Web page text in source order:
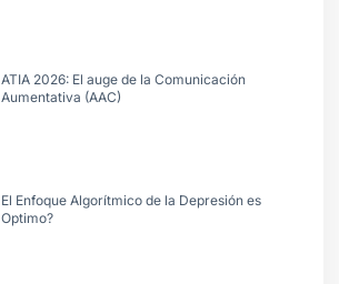
ATIA 2026: El auge de la Comunicación
Aumentativa (AAC)
El Enfoque Algorítmico de la Depresión es
Optimo?